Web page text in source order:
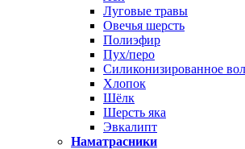
Луговые травы
Овечья шерсть
Полиэфир
Пух/перо
Силиконизированное
Хлопок
Шёлк
Шерсть яка
Эвкалипт
Наматрасники